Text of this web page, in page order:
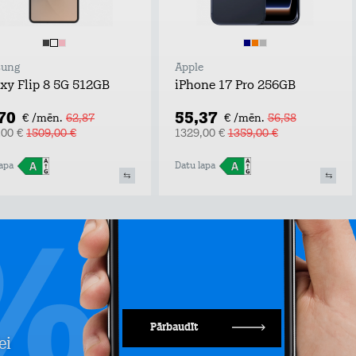
Flip 8 5G 512GB
€ /mēn. 62,87
€ 1509,00 €
Apple
iPhone 17 Pro 256GB
55,37 € /mēn. 56,58
1329,00 €1359,00 €
Datu lapa
Pārbaudīt